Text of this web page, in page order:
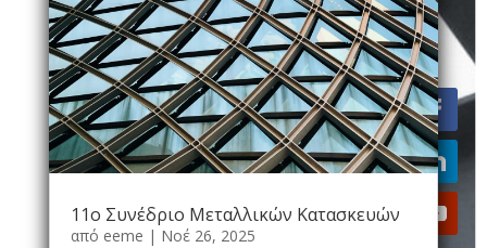
11ο Συνέδριο Μεταλλικών Κατασκευών
από eeme | Νοέ 26, 2025